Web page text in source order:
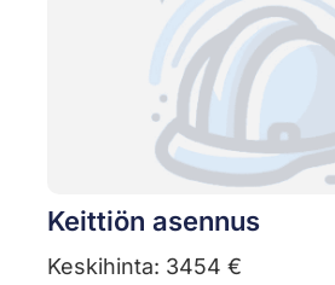
Keittiön asennus
Keskihinta: 3454 €